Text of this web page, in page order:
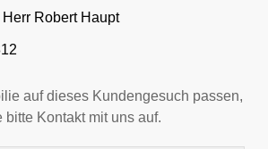
Herr Robert Haupt
auf dieses Kundengesuch passen,
Kontakt mit uns auf.